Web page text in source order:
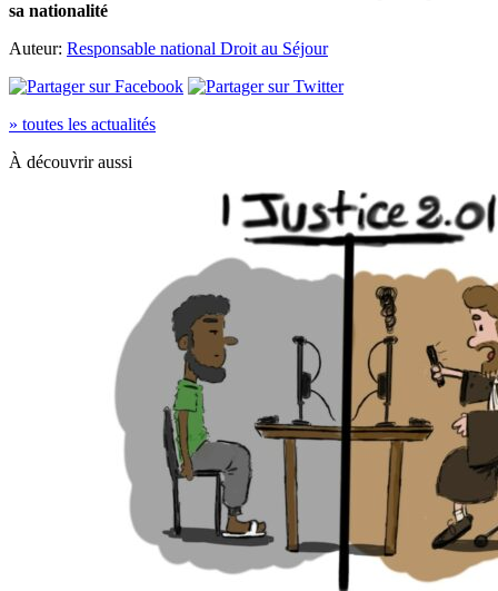
sa nationalité
Auteur: Responsable national Droit au Séjour
» toutes les actualités
À découvrir aussi